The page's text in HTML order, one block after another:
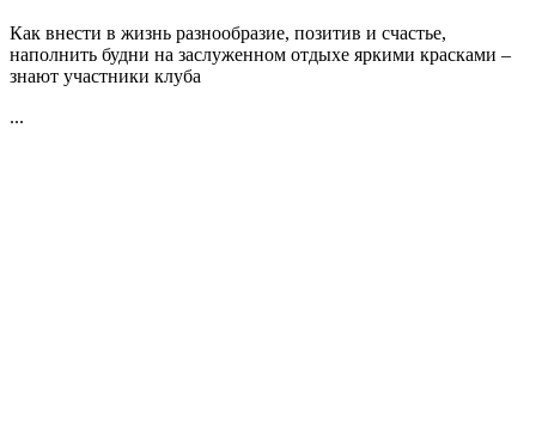
Как внести в жизнь разнообразие, позитив и счастье,
наполнить будни на заслуженном отдыхе яркими красками –
знают участники клуба
...